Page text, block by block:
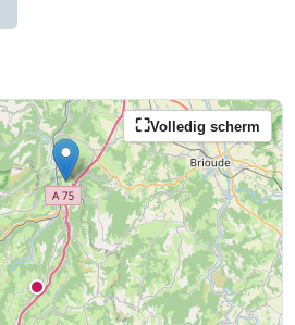
Volledig scherm